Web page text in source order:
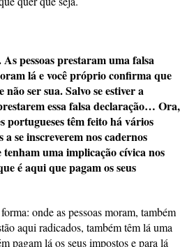
pessoas prestaram uma falsa
lá e você próprio confirma que
ser sua. Salvo se estiver a
essa falsa declaração… Ora,
portugueses têm feito há vários
a se inscreverem nos cadernos
uma implicação cívica nos
é aqui que pagam os seus
onde as pessoas moram, também
aqui radicados, também têm lá uma
pagam lá os seus impostos e para lá